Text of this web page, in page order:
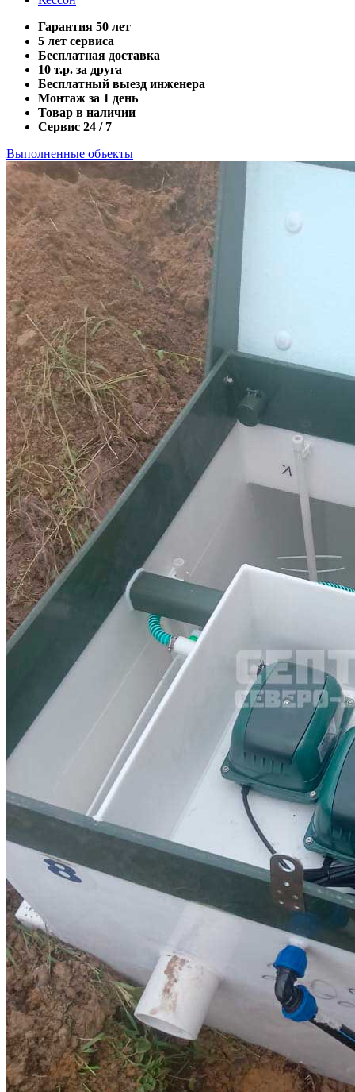
Гарантия 50 лет
5 лет сервиса
Бесплатная доставка
10 т.р. за друга
Бесплатный выезд инженера
Монтаж за 1 день
Товар в наличии
Сервис 24 / 7
Выполненные объекты